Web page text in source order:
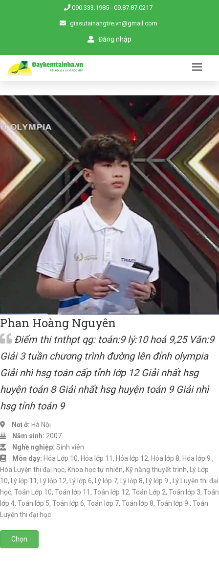
090.333.1985 - 09.87.87.0217
giasutainangtre.vn@gmail.com
Đăng nhập
Phan Hoàng Nguyên
Điểm thi tnthpt qg: toán:9 lý:10 hoá 9,25 Văn:9
Giải 3 tuần chương trình đường lên đỉnh olympia
Giải nhì hsg toán cấp tỉnh lớp 12 Giải nhất hsg
huyện toán 8 Giải nhất hsg huyện toán 9 Giải nhì
hsg tỉnh toán 9
Nơi ở: Hà Nội
Năm sinh: 2007
Nghề nghiệp: Sinh viên
Môn dạy: Hóa Lớp 10, Hóa lớp 11, Hóa lớp 12, Hóa lớp 8, Hóa lớp 9 ,
Hóa Luyện thi đại học, Khoa học tự nhiên, Kỹ năng thuyết trình, Lý Lớp
10, Lý lớp 11, Lý lớp 12, Lý lớp 6, Lý lớp 7, Lý lớp 8, Lý lớp 9 , Lý Luyện thi đại
học, Toán Lớp 10, Toán lớp 11, Toán lớp 12, Toán Lớp 2, Toán lớp 3, Toán
lớp 4, Toán lớp 5, Toán lớp 6, Toán lớp 7, Toán lớp 8, Toán lớp 9 , Toán
Luyện thi đại học
Chọn